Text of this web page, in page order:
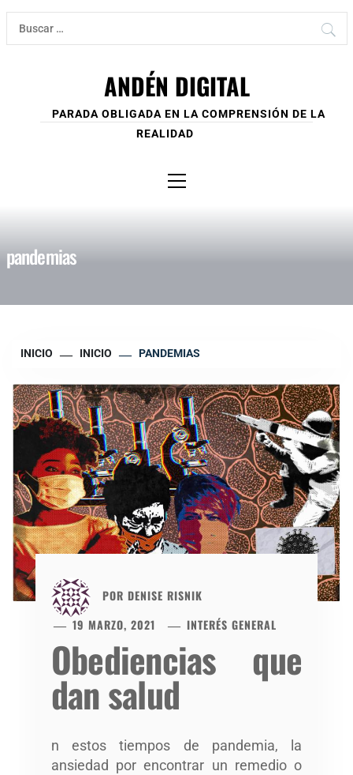
Ir
contenido
Buscar:
ANDÉN DIGITAL
PARADA OBLIGADA EN LA COMPRENSIÓN DE LA
REALIDAD
principal
pandemias
INICIO INICIO PANDEMIAS
POR DENISE RISNIK
19 MARZO, 2021
INTERÉS GENERAL
Obediencias que
dan salud
n estos tiempos de pandemia, la
ansiedad por encontrar un remedio o